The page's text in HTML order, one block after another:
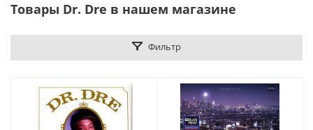
Товары Dr. Dre в нашем магазине
Фильтр